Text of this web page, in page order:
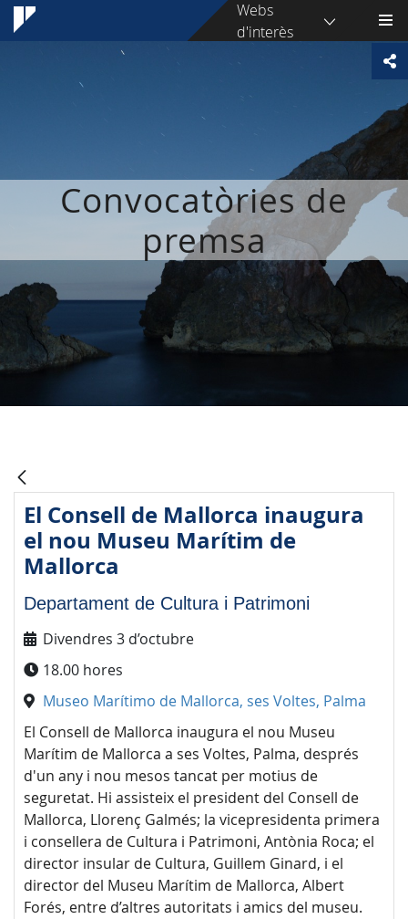
Webs
d'interès
Convocatòries de
premsa
El Consell de Mallorca inaugura
el nou Museu Marítim de
Mallorca
Departament de Cultura i Patrimoni
Divendres 3 d’octubre
18.00 hores
Museo Marítimo de Mallorca, ses Voltes, Palma
El Consell de Mallorca inaugura el nou Museu
Marítim de Mallorca a ses Voltes, Palma, després
d'un any i nou mesos tancat per motius de
seguretat. Hi assisteix el president del Consell de
Mallorca, Llorenç Galmés; la vicepresidenta primera
i consellera de Cultura i Patrimoni, Antònia Roca; el
director insular de Cultura, Guillem Ginard, i el
director del Museu Marítim de Mallorca, Albert
Forés, entre d’altres autoritats i amics del museu.